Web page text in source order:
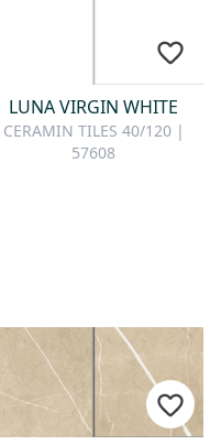
LUNA VIRGIN WHITE
CERAMIN TILES 40/120 |
57608